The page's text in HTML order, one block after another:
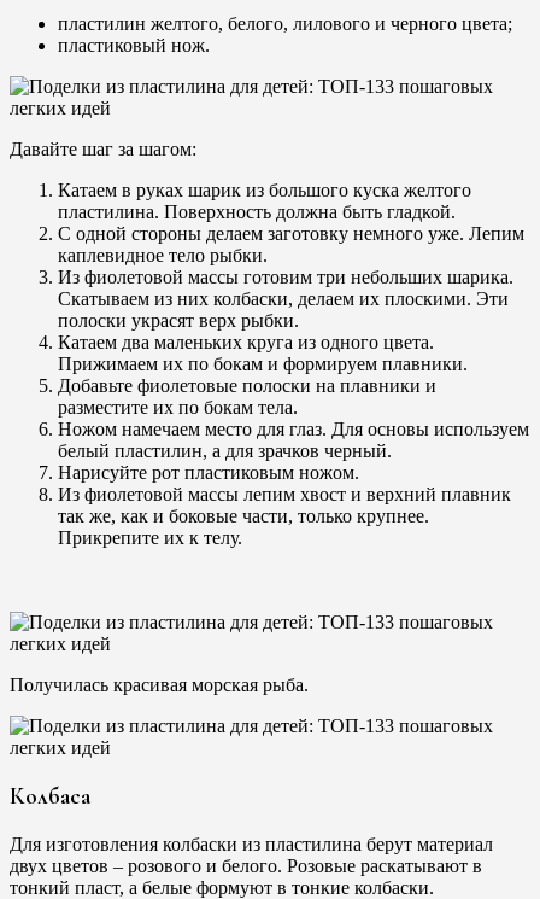
пластилин желтого, белого, лилового и черного цвета;
пластиковый нож.
Давайте шаг за шагом:
Катаем в руках шарик из большого куска желтого
пластилина. Поверхность должна быть гладкой.
С одной стороны делаем заготовку немного уже. Лепим
каплевидное тело рыбки.
Из фиолетовой массы готовим три небольших шарика.
Скатываем из них колбаски, делаем их плоскими. Эти
полоски украсят верх рыбки.
Катаем два маленьких круга из одного цвета.
Прижимаем их по бокам и формируем плавники.
Добавьте фиолетовые полоски на плавники и
разместите их по бокам тела.
Ножом намечаем место для глаз. Для основы используем
белый пластилин, а для зрачков черный.
Нарисуйте рот пластиковым ножом.
Из фиолетовой массы лепим хвост и верхний плавник
так же, как и боковые части, только крупнее.
Прикрепите их к телу.
Получилась красивая морская рыба.
Колбаса
Для изготовления колбаски из пластилина берут материал
двух цветов – розового и белого. Розовые раскатывают в
тонкий пласт, а белые формуют в тонкие колбаски.